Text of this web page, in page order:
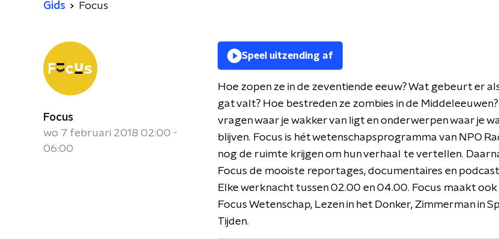
Gids Focus
Focus
wo 7 februari 2018 02:00 -
06:00
Speel uitzending af
Hoe zopen ze in de zeventiende eeuw? Wat gebeurt er
gat valt? Hoe bestreden ze zombies in de
vragen waar je wakker van ligt en onderwerpen waar je
blijven. Focus is hét wetenschapsprogramma van NPO
nog de ruimte krijgen om hun verhaal te vertellen.
Focus de mooiste reportages, documentaires en
Elke werknacht tussen 02.00 en 04.00. Focus maakt
Focus Wetenschap, Lezen in het Donker, Zimmerman in
Tijden.